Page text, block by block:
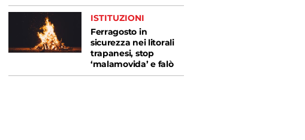
ISTITUZIONI
Ferragosto in
sicurezza nei litorali
trapanesi, stop
‘malamovida’ e falò